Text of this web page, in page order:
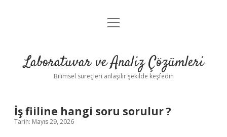
Anasayfa
Yasal Uyarı
menüyü
Laboratuvar ve Analiz Çözümleri
Bilimsel süreçleri anlaşılır şekilde keşfedin
İş fiiline hangi soru sorulur ?
Tarih: Mayıs 29, 2026